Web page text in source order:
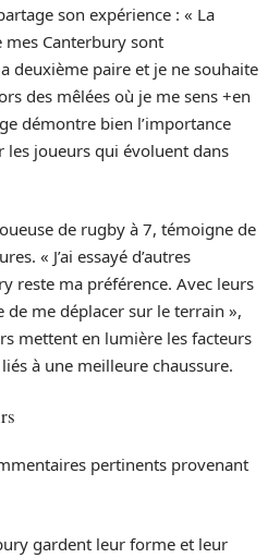
son expérience : « La
Canterbury sont
deuxième paire et je ne souhaite
des mêlées où je me sens +en
démontre bien l’importance
les joueurs qui évoluent dans
de rugby à 7, témoigne de
« J’ai essayé d’autres
reste ma préférence. Avec leurs
de me déplacer sur le terrain »,
mettent en lumière les facteurs
à une meilleure chaussure.
pertinents provenant
gardent leur forme et leur